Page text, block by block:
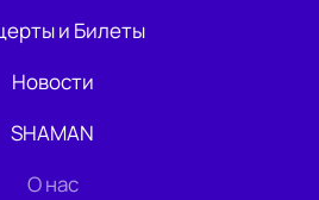
и Билеты
Новости
SHAMAN
О нас